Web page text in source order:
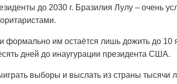
до 2030 г. Бразилия Лулу – очень
формально им остаётся лишь дожить до 10
дней до инаугурации президента США.
выборы и выслать из страны тысячи